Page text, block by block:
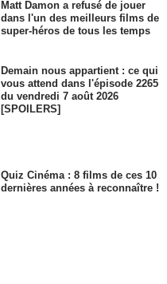
Matt Damon a refusé de jouer
dans l'un des meilleurs films de
super-héros de tous les temps
Demain nous appartient : ce qui
vous attend dans l'épisode 2265
du vendredi 7 août 2026
[SPOILERS]
Quiz Cinéma : 8 films de ces 10
dernières années à reconnaître !